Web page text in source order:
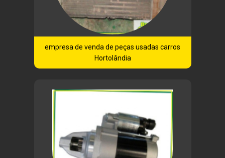
empresa de venda de peças usadas carros
Hortolândia